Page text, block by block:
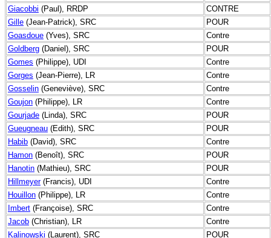
Giacobbi (Paul), RRDP
CONTRE
Gille (Jean-Patrick), SRC
POUR
Goasdoue (Yves), SRC
Contre
Goldberg (Daniel), SRC
POUR
Gomes (Philippe), UDI
Contre
Gorges (Jean-Pierre), LR
Contre
Gosselin (Geneviève), SRC
Contre
Goujon (Philippe), LR
Contre
Gourjade (Linda), SRC
POUR
Gueugneau (Edith), SRC
POUR
Habib (David), SRC
Contre
Hamon (Benoît), SRC
POUR
Hanotin (Mathieu), SRC
POUR
Hillmeyer(Francis), UDI
Contre
Houillon (Philippe), LR
Contre
Imbert (Françoise), SRC
Contre
Jacob (Christian), LR
Contre
Kalinowski (Laurent), SRC
POUR